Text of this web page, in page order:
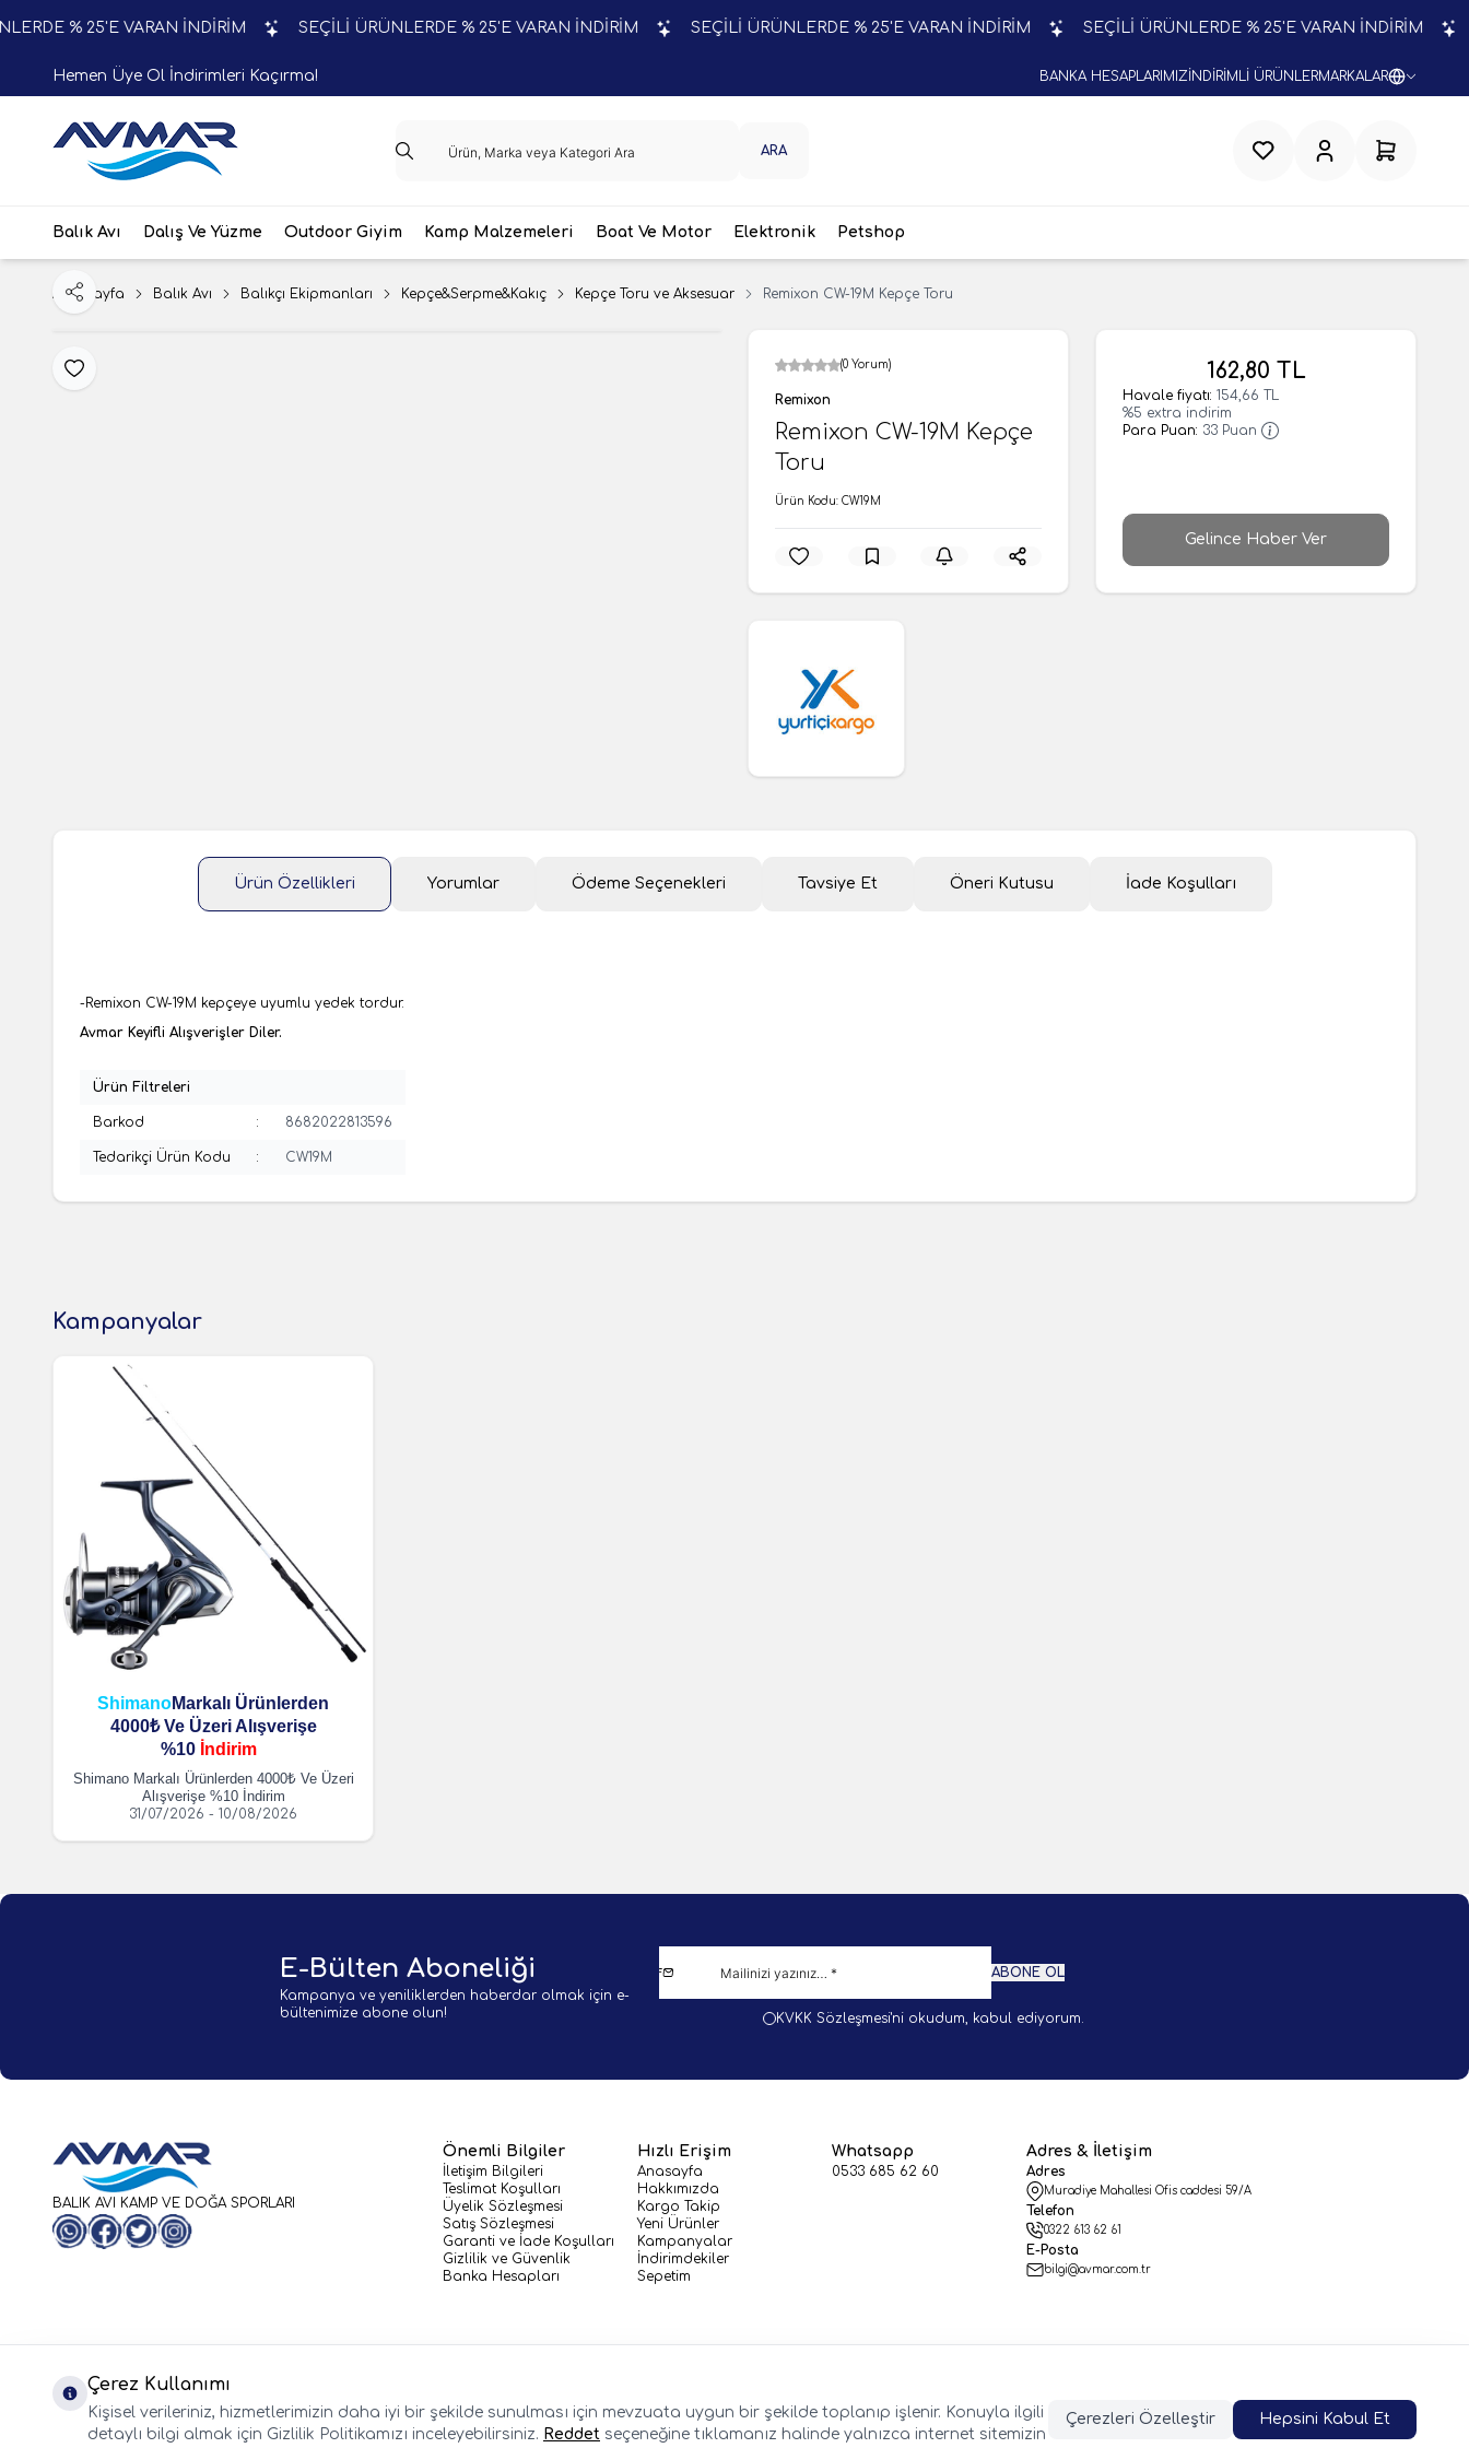
% 25'E VARAN İNDİRİM SEÇİLİ ÜRÜNLERDE % 25'E VARAN İNDİRİM SEÇİLİ ÜRÜNLERDE % 25'E VARAN İNDİRİM SEÇİLİ ÜRÜNLERDE % 25'E VARAN İNDİRİM
Hemen Üye Ol İndirimleri Kaçırma! BANKA HESAPLARIMIZ İNDİRİMLİ ÜRÜNLERMARKALAR
ARA FavorilerimHesabım Sepetim
Balık Avı Dalış Ve Yüzme Outdoor Giyim Kamp Malzemeleri Boat Ve Motor Elektronik Petshop
Ana Sayfa Balık Avı Balıkçı Ekipmanları Kepçe&Serpme&Kakıç Kepçe Toru ve Aksesuar Remixon CW-19M Kepçe Toru
Favoriye Ekle
Paylaş
(0 Yorum)
Remixon
Remixon CW-19M Kepçe
Toru
Ürün Kodu: CW19M
162,80 TL
Havale fiyatı: 154,66 TL
%5 extra indirim
Para Puan: 33 Puan
Gelince Haber Ver
Ürün Özellikleri Yorumlar Ödeme Seçenekleri Tavsiye Et Öneri Kutusu İade Koşulları
-Remixon CW-19M kepçeye uyumlu yedek tordur.
Avmar Keyifli Alışverişler Diler.
Ürün Filtreleri
Barkod : 8682022813596
Tedarikçi Ürün Kodu : CW19M
Kampanyalar
ShimanoMarkalı Ürünlerden
4000₺ Ve Üzeri Alışverişe
%10 İndirim
Shimano Markalı Ürünlerden 4000₺ Ve Üzeri
Alışverişe %10 İndirim
31/07/2026 - 10/08/2026
E-Bülten Aboneliği
Kampanya ve yeniliklerden haberdar olmak için e-
bültenimize abone olun!
ABONE OL
KVKK Sözleşmesi'ni okudum, kabul ediyorum.
BALIK AVI KAMP VE DOĞA SPORLARI
WhatsApp
Facebook
TwitterInstagram
Önemli Bilgiler
İletişim Bilgileri
Teslimat Koşulları
Üyelik Sözleşmesi
Satış Sözleşmesi
Garanti ve İade Koşulları
Gizlilik ve Güvenlik
Banka Hesapları
Hızlı Erişim
Anasayfa
Hakkımızda
Kargo Takip
Yeni Ürünler
Kampanyalar
İndirimdekiler
Sepetim
Whatsapp
0533 685 62 60
Adres & İletişim
Adres
Muradiye Mahallesi Ofis caddesi 59/A
Telefon
0322 613 62 61
E-Posta
bilgi@avmar.com.tr
Çerez Kullanımı
Kişisel verileriniz, hizmetlerimizin daha iyi bir şekilde sunulması için mevzuata uygun bir şekilde toplanıp işlenir. Konuyla ilgili
detaylı bilgi almak için Gizlilik Politikamızı inceleyebilirsiniz. Reddet seçeneğine tıklamanız halinde yalnızca internet sitemizin
Çerezleri Özelleştir Hepsini Kabul Et